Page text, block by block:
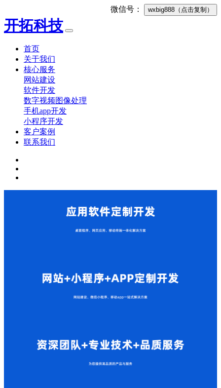
微信号： wxbig888 （点击复制）
开拓科技
首页
关于我们
核心服务
网站建设
软件开发
数字视频图像处理
手机app开发
小程序开发
客户案例
联系我们